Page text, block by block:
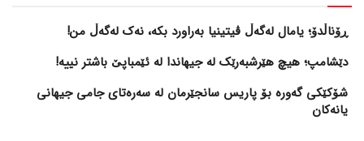
ڕۆناڵدۆ؛ یامال لەگەڵ ڤیتینیا بەراورد بکە، نەک لەگەڵ من!
دێشامپ؛ هیچ هێرشبەرێک لە جیهاندا لە ئێمباپێ باشتر نییە!
شۆکێکی گەورە بۆ پاریس سانجێرمان لە سەرەتای جامی جیهانی
یانەکان